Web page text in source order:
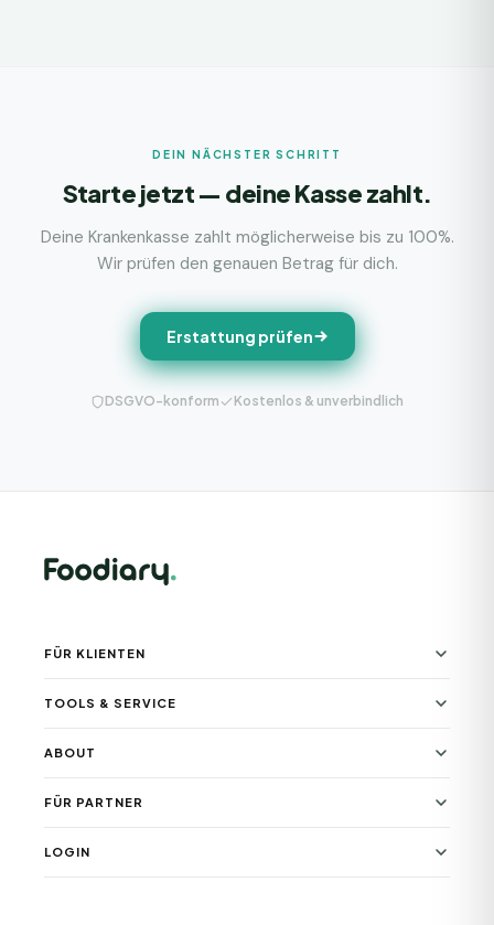
DEIN NÄCHSTER SCHRITT
Starte jetzt — deine Kasse zahlt.
Deine Krankenkasse zahlt möglicherweise bis zu 100%.
Wir prüfen den genauen Betrag für dich.
Erstattung prüfen
DSGVO-konform Kostenlos & unverbindlich
FÜR KLIENTEN
TOOLS & SERVICE
ABOUT
FÜR PARTNER
LOGIN